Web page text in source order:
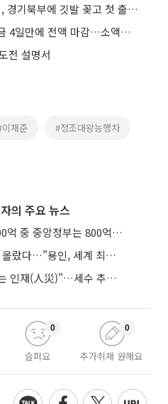
"수원에서 파주로"…경과원, 경기북부에 깃발 꽂고 첫 출근은 봉사활동이었다
이재준 수원시장 후보 후원금 4일만에 전액 마감…소액후원 릴레이에 "시민의 명령"
전 설명서
재준 #정조대왕능행차
의 주요 뉴스
추미애 "소방인건비 1조1000억 중 중앙정부는 800억뿐"
이상일 시장, 다낭 국제무대 올랐다…"용인, 세계 최대 반도체 도시 된다"
경기도의회 국힘 "7조 채무는 인재(人災)"…세수 추계 조작 의혹 제기
슬퍼요
0
추가취재 원해요
0